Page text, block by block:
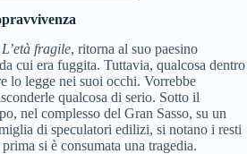
L’età fragile, ritorna al suo paesino
cui era fuggita. Tuttavia, qualcosa dentro
lo legge nei suoi occhi. Vorrebbe
qualcosa di serio. Sotto il
nel complesso del Gran Sasso, su un
di speculatori edilizi, si notano i resti
si è consumata una tragedia.